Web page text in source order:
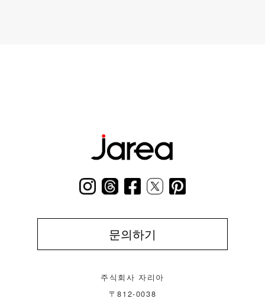
문의하기
주식회사 자리아
〒812-0038